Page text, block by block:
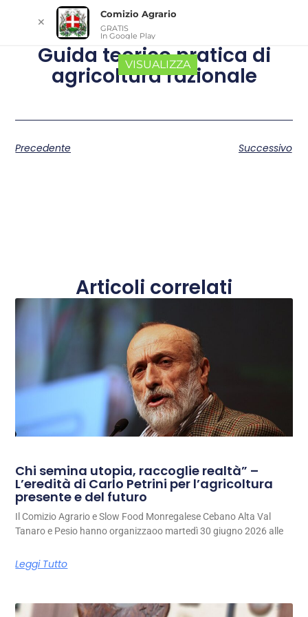
Guida teorico pratica di
agricoltura razionale
Precedente Successivo
Articoli correlati
Chi semina utopia, raccoglie realtà” –
L’eredità di Carlo Petrini per l’agricoltura
presente e del futuro
Il Comizio Agrario e Slow Food Monregalese Cebano Alta Val
Tanaro e Pesio hanno organizzaoo martedì 30 giugno 2026 alle
Leggi Tutto
✕
Comizio Agrario
GRATIS
In Google Play
VISUALIZZA